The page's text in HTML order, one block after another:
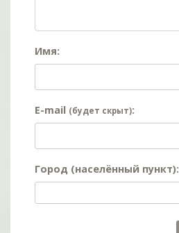
Имя:
E-mail (будет скрыт):
Город (населённый пункт):